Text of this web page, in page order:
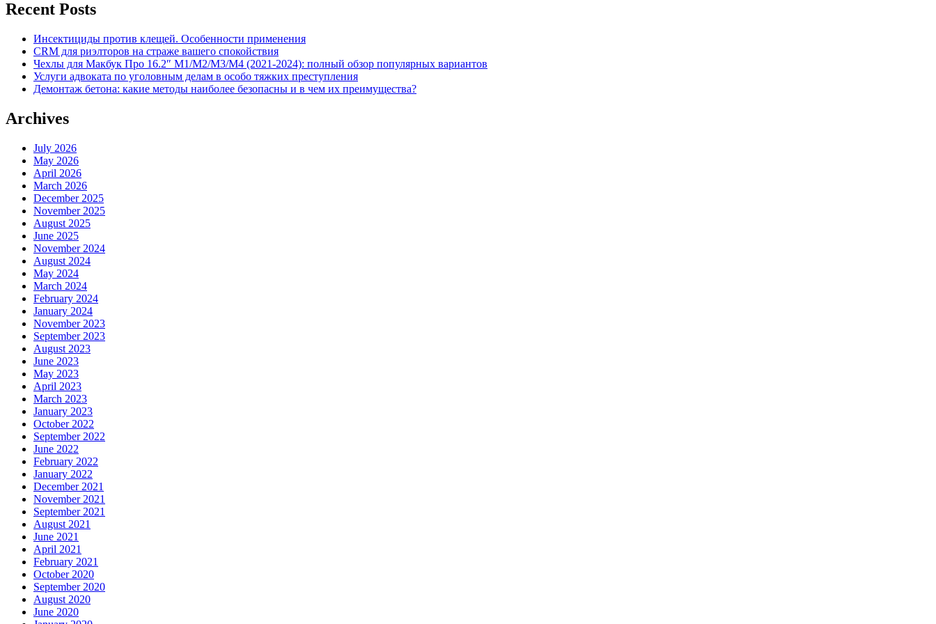
Recent Posts
Инсектициды против клещей. Особенности применения
CRM для риэлторов на страже вашего спокойствия
Чехлы для Макбук Про 16.2″ M1/M2/M3/M4 (2021-2024): полный обзор популярных вариантов
Услуги адвоката по уголовным делам в особо тяжких преступления
Демонтаж бетона: какие методы наиболее безопасны и в чем их преимущества?
Archives
July 2026
May 2026
April 2026
March 2026
December 2025
November 2025
August 2025
June 2025
November 2024
August 2024
May 2024
March 2024
February 2024
January 2024
November 2023
September 2023
August 2023
June 2023
May 2023
April 2023
March 2023
January 2023
October 2022
September 2022
June 2022
February 2022
January 2022
December 2021
November 2021
September 2021
August 2021
June 2021
April 2021
February 2021
October 2020
September 2020
August 2020
June 2020